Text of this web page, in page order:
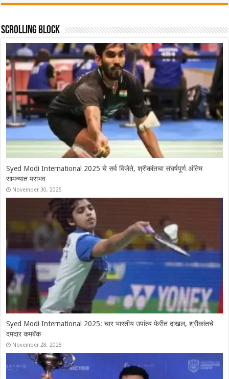
Scrolling Block
Syed Modi International 2025 चे सर्व विजेते, श्रीकांतचा संघर्षपूर्ण अंतिम
सामन्यात पराभव
November 30, 2025
Syed Modi International 2025: चार भारतीय उपांत्य फेरीत दाखल, श्रीकांतचे
दमदार कमबॅक
November 28, 2025